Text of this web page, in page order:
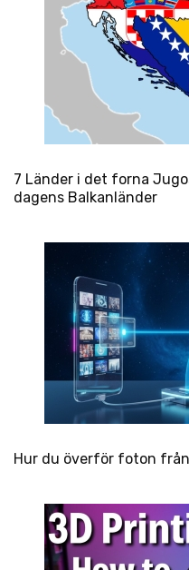
7 Länder i det forna
dagens Balkanländer
Hur du överför foton